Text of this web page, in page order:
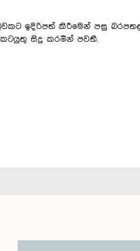
ඉදිරිපත් කිරීමෙන් පසු
කටයුතු සිදු කරමින් පවතී.